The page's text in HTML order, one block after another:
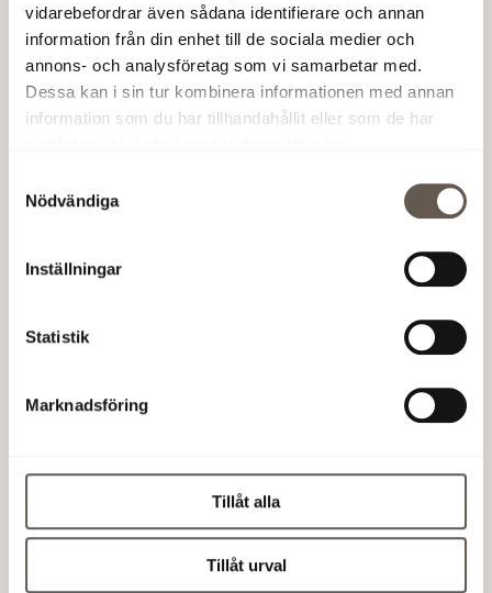
vidarebefordrar även sådana identifierare och annan
information från din enhet till de sociala medier och
annons- och analysföretag som vi samarbetar med.
Dessa kan i sin tur kombinera informationen med annan
information som du har tillhandahållit eller som de har
Nödvändiga
Inställningar
Statistik
Marknadsföring
Tillåt alla
Tillåt urval
96%
Fossilfritt Sverige är ett initiativ av regeringen vars
takten i klimatomställningen. Inom ramen för
Förutom färdplanen för bygg- och
anläggningssektorn har vi sedan tidigare även